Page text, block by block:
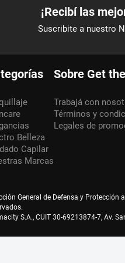
Belleza
Capilar
Marcas
Sobre Get
Trabajá con
Términos y
Legales de
General de Defensa y
S.A., CUIT 30-69213874-7, Av.